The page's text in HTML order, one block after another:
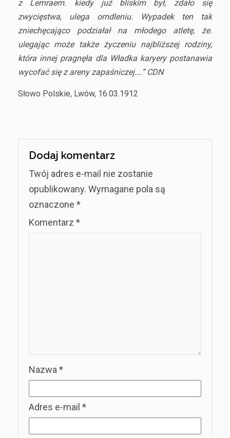
z Lemraem. kiedy już bliskim był, zdało się
zwycięstwa, ulega omdleniu. Wypadek ten tak
zniechęcająco podziałał na młodego atletę, że.
ulegając może także życzeniu najbliższej rodziny,
która innej pragnęła dla Władka karyery postanawia
wycofać się z areny zapaśniczej….” CDN
Słowo Polskie, Lwów, 16.03.1912
Dodaj komentarz
Twój adres e-mail nie zostanie
opublikowany. Wymagane pola są
oznaczone *
Komentarz *
Nazwa *
Adres e-mail *